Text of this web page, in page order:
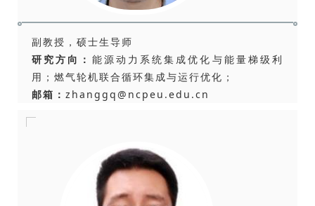
副教授，硕士生导师
研究方向： 能源动力系统集成优化与能量梯级利
用；燃气轮机联合循环集成与运行优化；
邮箱： zhanggq@ncpeu.edu.cn